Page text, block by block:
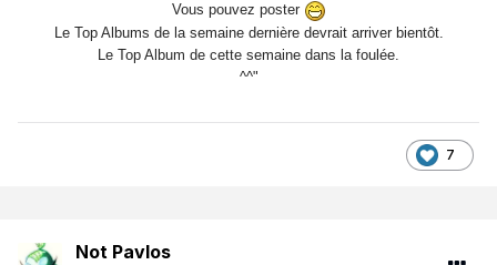
Vous pouvez poster
Le Top Albums de la semaine dernière devrait arriver bientôt.
Le Top Album de cette semaine dans la foulée.
^^"
7
Not Pavlos